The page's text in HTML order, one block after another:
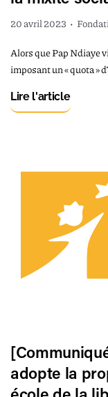
20 avril 2023 •
Alors que Pap Ndiaye
imposant un « quota »
Lire l'article
adopte la